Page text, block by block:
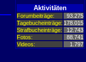
Aktivitäten
Forumbeiträge:
93.275
Tagebucheinträge: 178.015
Strafbucheinträge:
12.743
Fotos:
88.741
Videos:
1.797